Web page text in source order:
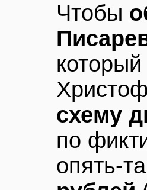
Чтобы
схему
по
опять-